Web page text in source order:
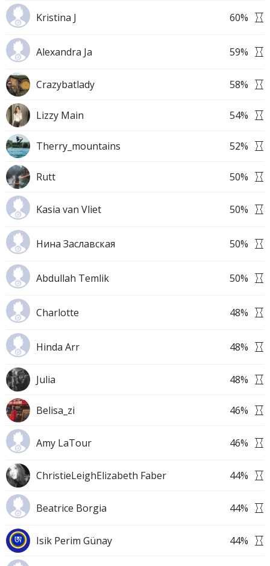
Kristina J 60%
Alexandra Ja 59%
Crazybatlady 58%
Lizzy Main 54%
Therry_mountains 52%
Rutt 50%
Kasia van Vliet 50%
Нина Заславская 50%
Abdullah Temlik 50%
Charlotte 48%
Hinda Arr 48%
Julia 48%
Belisa_zi 46%
Amy LaTour 46%
ChristieLeighElizabeth Faber 44%
Beatrice Borgia 44%
Isik Perim Günay 44%